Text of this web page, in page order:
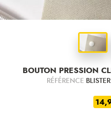
BOUTON PRESSION
RÉFÉRENCE